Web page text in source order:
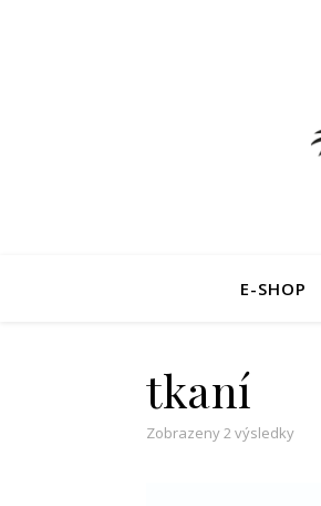
E-SHOP
tkaní
Zobrazeny 2 výsledky